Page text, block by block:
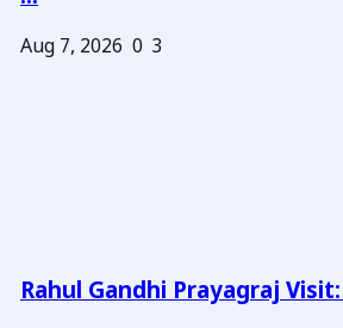
Aug 7, 2026 0 3
Rahul Gandhi Prayagraj Visit: